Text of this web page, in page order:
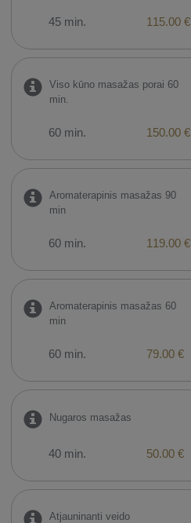
45 min. 115.00 €
Viso kūno masažas porai 60
min.
60 min. 150.00 €
Aromaterapinis masažas 90
min
60 min. 119.00 €
Aromaterapinis masažas 60
min
60 min. 79.00 €
Nugaros masažas
40 min. 50.00 €
Atjauninanti veido